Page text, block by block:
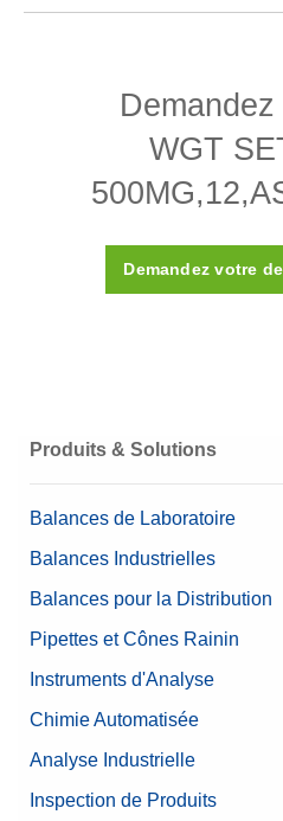
Masse volumique ρ
Classe ASTM 3
Valeur nominale
WGT
Demandez votre
Produits & Solutions
Balances de Laboratoire
Balances Industrielles
Balances pour la Distribution
Pipettes et Cônes Rainin
Instruments d'Analyse
Chimie Automatisée
Analyse Industrielle
Inspection de Produits